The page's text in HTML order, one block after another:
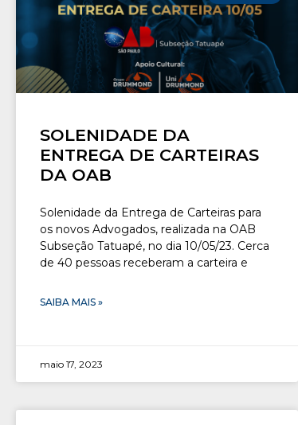
SOLENIDADE DA
ENTREGA DE CARTEIRAS
DA OAB
Solenidade da Entrega de Carteiras para
os novos Advogados, realizada na OAB
Subseção Tatuapé, no dia 10/05/23. Cerca
de 40 pessoas receberam a carteira e
SAIBA MAIS »
maio 17, 2023